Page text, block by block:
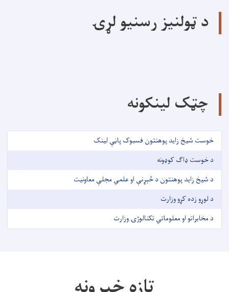
د ټولنیز رسنیو لړۍ
چټک لینکونه
خوست شیخ زاید پوهنتون فسبوک پاڼې لینک
د خوست ډاګ کوډونه
د شیخ زاید پوهنتون د څېړنې او علمي مجلې معاونیت
د لوړو زده کړو وزارت
د مخابراتو او معلوماتي تکنالوژۍ وزارت